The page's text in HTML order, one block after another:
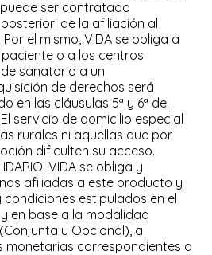
ser contratado
de la afiliación al
el mismo, VIDA se obliga a
o a los centros
sanatorio a un
de derechos será
en las cláusulas 5ª y 6ª del
servicio de domicilio especial
rurales ni aquellas que por
dificulten su acceso.
VIDA se obliga y
afiliadas a este producto y
estipulados en el
en base a la modalidad
u Opcional), a
monetarias correspondientes a